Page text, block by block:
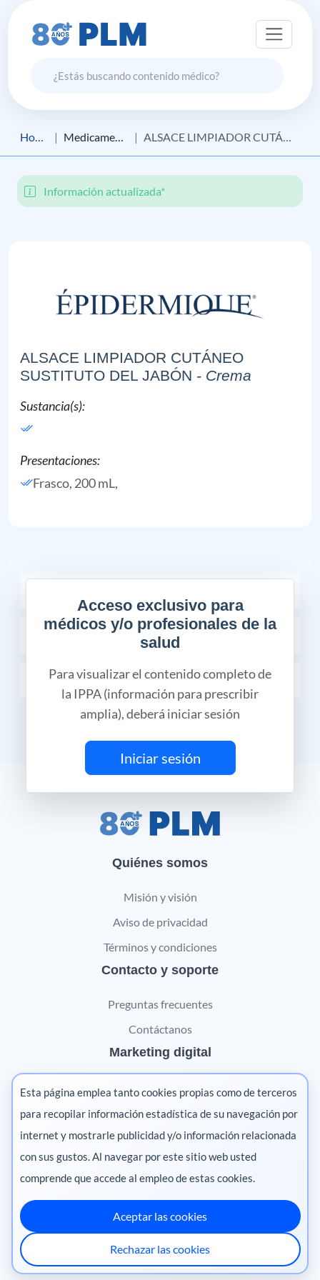
Home Medicamento ALSACE LIMPIADOR CUTÁNEO SUSTITUTO DEL JABÓN
Información actualizada*
ALSACE LIMPIADOR CUTÁNEO
SUSTITUTO DEL JABÓN - Crema
Sustancia(s):
Presentaciones:
Frasco, 200 mL,
Acceso exclusivo para
médicos y/o profesionales de la
salud
Para visualizar el contenido completo de
la IPPA (información para prescribir
amplia), deberá iniciar sesión
Iniciar sesión
DESCRIPCIÓN
PRESENTACIÓN
Quiénes somos
Misión y visión
Aviso de privacidad
Términos y condiciones
Contacto y soporte
Preguntas frecuentes
Contáctanos
Marketing digital
Pharma
Salud animal
Salud vegetal
México
·
Ecuador·Perú·
Centroamérica
Chile
Esta página emplea tanto cookies propias como de terceros
para recopilar información estadística de su navegación por
internet y mostrarle publicidad y/o información relacionada
con sus gustos. Al navegar por este sitio web usted
comprende que accede al empleo de estas cookies.
Aceptar las cookies
Rechazar las cookies